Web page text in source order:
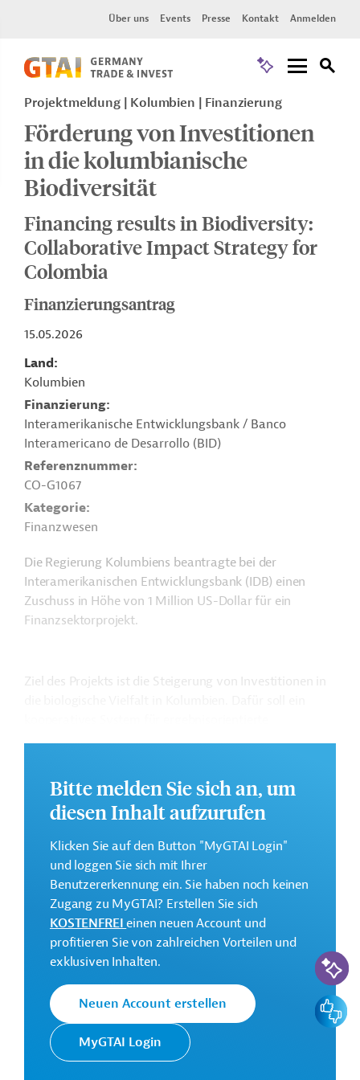
Über uns Events Presse Kontakt Anmelden
Projektmeldung Kolumbien Finanzierung
Förderung von Investitionen
in die kolumbianische
Biodiversität
Financing results in Biodiversity:
Collaborative Impact Strategy for
Colombia
Finanzierungsantrag
15.05.2026
Land
Kolumbien
Finanzierung
Interamerikanische Entwicklungsbank / Banco
Interamericano de Desarrollo (BID)
Referenznummer
CO-G1067
Kategorie
Finanzwesen
Die Regierung Kolumbiens beantragte bei der
Interamerikanischen Entwicklungsbank (IDB) einen
Zuschuss in Höhe von 1 Million US-Dollar für ein
Finanzsektorprojekt.
Ziel des Projekts ist die Steigerung von Investitionen in
Finanzierungsmechanismen entwickelt und erprobt
Weitere Informationen zu dem geplanten
Entwicklungsprojekt finden Sie auf derWebseite der
GTAI informiert über die IDB: Schwerpunkte, Regularien
und praktische Hinweise zur Geschäftsanbahnung.
Gesamtkosten:
7 Millionen US-Dollar
Geberbeitrag:
1 Million US-Dollar (Zuschuss; beantragt)
Kontaktadresse
Bitte melden Sie sich an, um
diesen Inhalt aufzurufen
Klicken Sie auf den Button "MyGTAI Login"
und loggen Sie sich mit Ihrer
Benutzererkennung ein. Sie haben noch keinen
Zugang zu MyGTAI? Erstellen Sie sich
KOSTENFREIeinen neuen Account und
profitieren Sie von zahlreichen Vorteilen und
exklusiven Inhalten.
Neuen Account erstellen
MyGTAI Login
KI-